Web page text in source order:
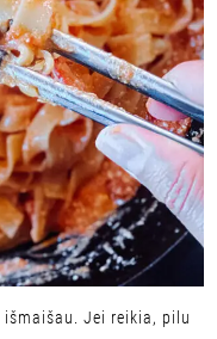
Jei reikia, pilu